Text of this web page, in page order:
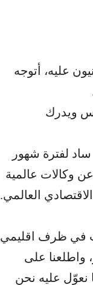
عليه، أتوجه
ويدرك
ساد لفترة شهور
وكالات عالمية
العالمي.
في ظرف اقليمي
واطلعنا على
نعوّل عليه نحن